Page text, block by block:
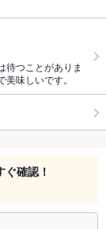
待つことがありま
味しいです。
確認！